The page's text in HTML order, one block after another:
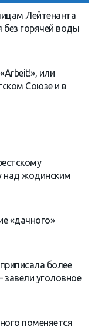
Лейтенанта
без горячей воды
или
Союзе и в
над жодинским
«дачного»
более
уголовное
поменяется